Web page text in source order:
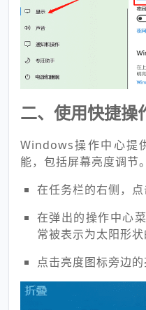
二、使用快捷操
Windows操作中心提
能，包括屏幕亮度调节
在任务栏的右侧，点
在弹出的操作中心
常被表示为太阳形
点击亮度图标旁边